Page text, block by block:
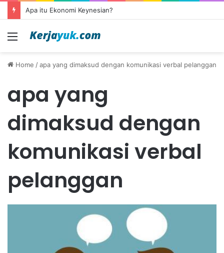
Apa itu Ekonomi Keynesian?
Menu
Home /apa yang dimaksud dengan komunikasi verbal pelanggan
apa yang
dimaksud dengan
komunikasi verbal
pelanggan